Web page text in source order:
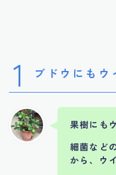
1 ブドウにもウ
果樹にも
細菌など
から、ウ